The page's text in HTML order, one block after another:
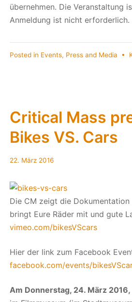
übernehmen. Die Veranstaltung
Anmeldung ist nicht erforderlich.
Posted in Events, Press and Media •
Critical Mass
Bikes VS. Cars
22. März 201622.
Die CM zeigt die Dokumentation
bringt Eure Räder mit und gute
vimeo.com/bikesVScars
Hier der link zum Facebook
facebook.com/events/
Am Donnerstag, 24. März 2016,